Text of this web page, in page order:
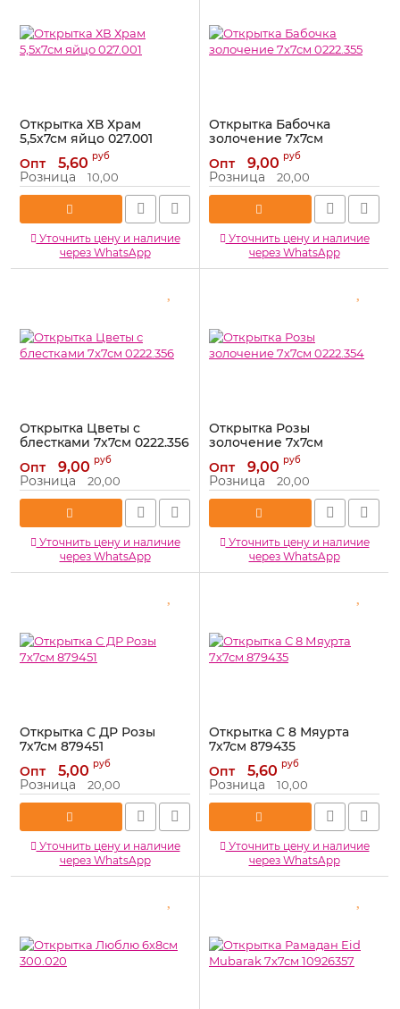
Открытка ХВ Храм
5,5х7см яйцо 027.001
Артикул: 027.001
Опт 5,60 руб
Розница 10,00
Уточнить цену и наличие
через WhatsApp
Открытка Бабочка
золочение 7х7см
Артикул: 0222.355
Опт 9,00 руб
Розница 20,00
Уточнить цену и наличие
через WhatsApp
Открытка Цветы с
блестками 7х7см 0222.356
Артикул: 0222.356
Опт 9,00 руб
Розница 20,00
Уточнить цену и наличие
через WhatsApp
Открытка Розы
золочение 7х7см
Артикул: 0222.354
Опт 9,00 руб
Розница 20,00
Уточнить цену и наличие
через WhatsApp
Открытка С ДР Розы
7х7см 879451
Артикул: 879451
Опт 5,00 руб
Розница 20,00
Уточнить цену и наличие
через WhatsApp
Открытка С 8 Мяурта
7х7см 879435
Артикул: 879435
Опт 5,60 руб
Розница 10,00
Уточнить цену и наличие
через WhatsApp